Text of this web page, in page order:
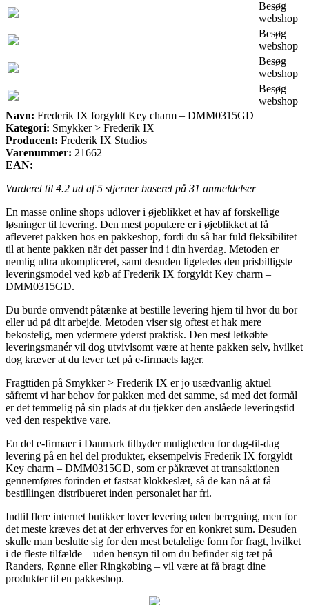
Besøg
webshop
Besøg
webshop
Besøg
webshop
Besøg
webshop
Navn: Frederik IX forgyldt Key charm – DMM0315GD
Kategori: Smykker > Frederik IX
Producent: Frederik IX Studios
Varenummer: 21662
EAN:
Vurderet til 4.2 ud af 5 stjerner baseret på 31 anmeldelser
En masse online shops udlover i øjeblikket et hav af forskellige
løsninger til levering. Den mest populære er i øjeblikket at få
afleveret pakken hos en pakkeshop, fordi du så har fuld fleksibilitet
til at hente pakken når det passer ind i din hverdag. Metoden er
nemlig ultra ukompliceret, samt desuden ligeledes den prisbilligste
leveringsmodel ved køb af Frederik IX forgyldt Key charm –
DMM0315GD.
Du burde omvendt påtænke at bestille levering hjem til hvor du bor
eller ud på dit arbejde. Metoden viser sig oftest et hak mere
bekostelig, men ydermere yderst praktisk. Den mest letkøbte
leveringsmanér vil dog utvivlsomt være at hente pakken selv, hvilket
dog kræver at du lever tæt på e-firmaets lager.
Fragttiden på Smykker > Frederik IX er jo usædvanlig aktuel
såfremt vi har behov for pakken med det samme, så med det formål
er det temmelig på sin plads at du tjekker den anslåede leveringstid
ved den respektive vare.
En del e-firmaer i Danmark tilbyder muligheden for dag-til-dag
levering på en hel del produkter, eksempelvis Frederik IX forgyldt
Key charm – DMM0315GD, som er påkrævet at transaktionen
gennemføres forinden et fastsat klokkeslæt, så de kan nå at få
bestillingen distribueret inden personalet har fri.
Indtil flere internet butikker lover levering uden beregning, men for
det meste kræves det at der erhverves for en konkret sum. Desuden
skulle man beslutte sig for den mest betalelige form for fragt, hvilket
i de fleste tilfælde – uden hensyn til om du befinder sig tæt på
Randers, Rønne eller Ringkøbing – vil være at få bragt dine
produkter til en pakkeshop.